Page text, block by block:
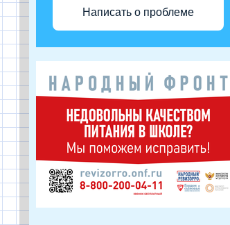
Написать о проблеме